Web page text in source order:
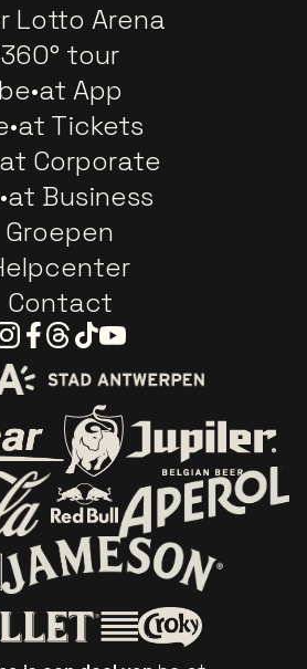
Lotto Arena
360° tour
be•at App
Tickets
Corporate
Business
Groepen
Contact
Facebook
Threads
TiktokYoutube
de website van Lotto
Ga naar de website van
de website van Europcar
Ga naar de
de website van Coca-Cola
Ga naar de website van
Ga naar de
de website van Champagne
Ga naar de website
Ga naar de website van Het